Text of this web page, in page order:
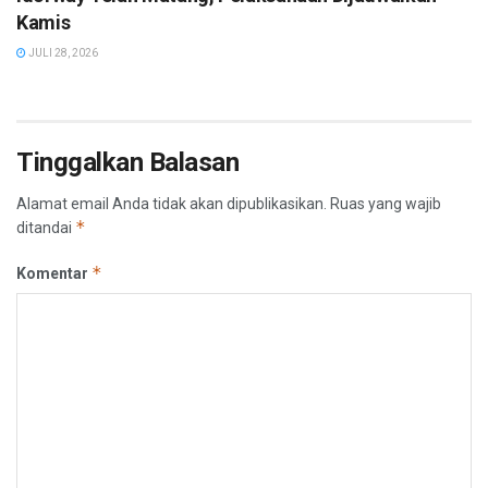
Kamis
JULI 28, 2026
Tinggalkan Balasan
Alamat email Anda tidak akan dipublikasikan. Ruas yang wajib
ditandai *
Komentar *